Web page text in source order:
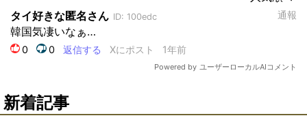
新着記事